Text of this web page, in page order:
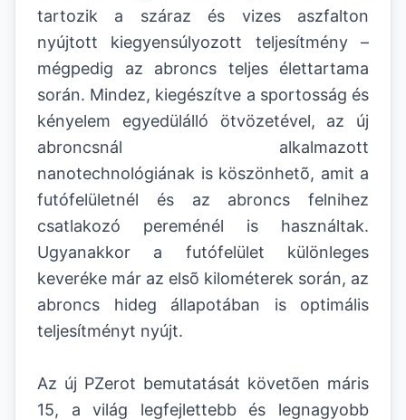
tartozik a száraz és vizes aszfalton
nyújtott kiegyensúlyozott teljesítmény –
mégpedig az abroncs teljes élettartama
során. Mindez, kiegészítve a sportosság és
kényelem egyedülálló ötvözetével, az új
abroncsnál alkalmazott
nanotechnológiának is köszönhetõ, amit a
futófelületnél és az abroncs felnihez
csatlakozó pereménél is használtak.
Ugyanakkor a futófelület különleges
keveréke már az elsõ kilométerek során, az
abroncs hideg állapotában is optimális
teljesítményt nyújt.
Az új PZerot bemutatását követõen máris
15, a világ legfejlettebb és legnagyobb